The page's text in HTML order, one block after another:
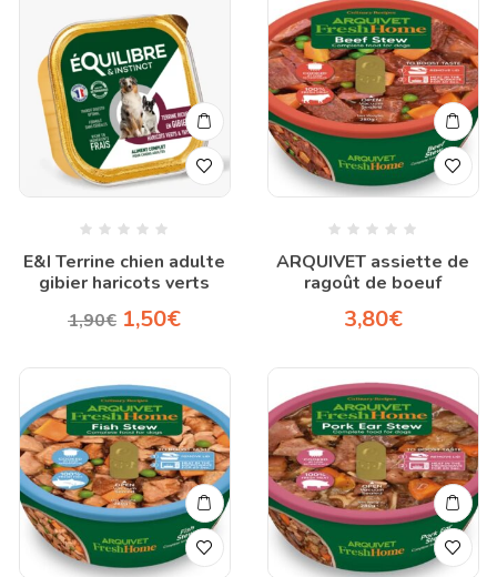
E&I Terrine chien adulte
gibier haricots verts
1,90€ 1,50€
ARQUIVET assiette de
ragoût de boeuf
3,80€